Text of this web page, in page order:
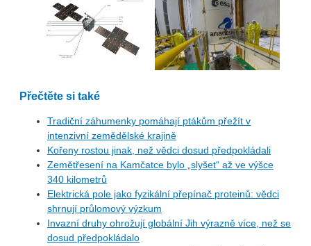
Přečtěte si také
Tradiční záhumenky pomáhají ptákům přežít v
intenzivní zemědělské krajině
Kořeny rostou jinak, než vědci dosud předpokládali
Zemětřesení na Kamčatce bylo „slyšet“ až ve výšce
340 kilometrů
Elektrická pole jako fyzikální přepínač proteinů: vědci
shrnují průlomový výzkum
Invazní druhy ohrožují globální Jih výrazně více, než se
dosud předpokládalo